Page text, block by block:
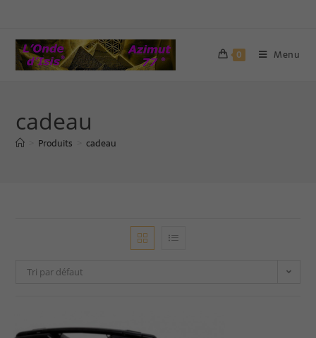
0 Menu
cadeau
Produits cadeau
Tri par défaut